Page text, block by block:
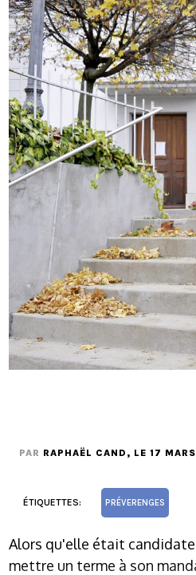
PAR RAPHAËL CAND , LE 17
ÉTIQUETTES: PRÉVERENGES
Alors qu'elle était candidate
mettre un terme à son